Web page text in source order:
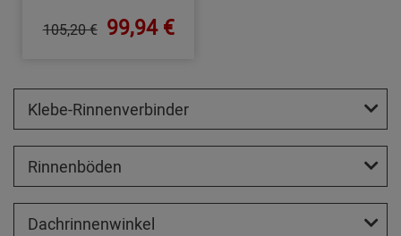
105,20 € 99,94 €
Klebe-Rinnenverbinder
Rinnenböden
Dachrinnenwinkel